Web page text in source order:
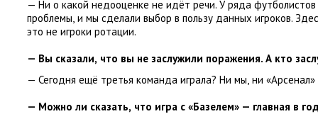
— Ни о какой недооценке не идёт речи. У ряда
проблемы, и мы сделали выбор в пользу данных игроков.
это не игроки ротации.
— Вы сказали, что вы не заслужили поражения. А кто
— Сегодня ещё третья команда играла? Ни мы, ни
— Можно ли сказать, что игра с «Базелем» — главная в